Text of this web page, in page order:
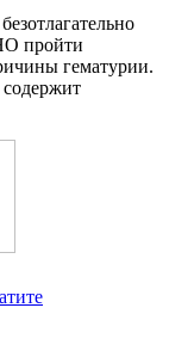
пройти
гематурии.